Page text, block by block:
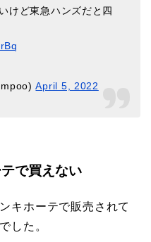
けど東急ハンズだと四
April 5, 2022
で買えない
キホーテで販売されて
した。